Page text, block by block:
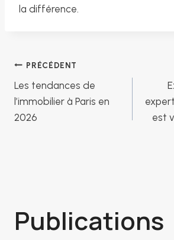
la différence.
Navigation
de
PRÉCÉDENT
Les tendances de
l’immobilier à Paris en
2026
est
Publications